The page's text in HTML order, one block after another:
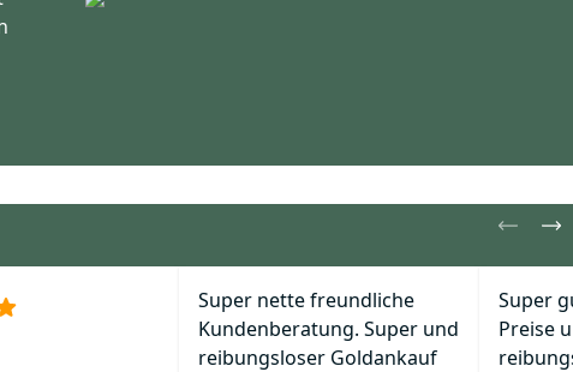
Super nette freundliche
Kundenberatung. Super und
reibungsloser Goldankauf
Super
Preise